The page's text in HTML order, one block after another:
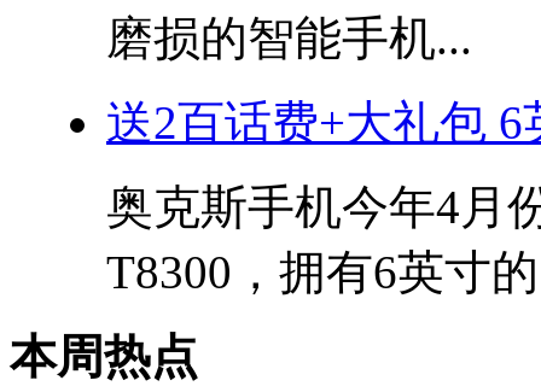
磨损的智能手机...
送2百话费+大礼包
奥克斯手机今年4月
T8300，拥有6英寸
本周热点